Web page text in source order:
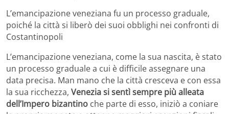
L’emancipazione veneziana fu un processo graduale,
poiché la città si liberò dei suoi obblighi nei confronti di
Costantinopoli
L’emancipazione veneziana, come la sua nascita, è stato
un processo graduale a cui è difficile assegnare una
data precisa. Man mano che la città cresceva e con essa
la sua ricchezza, Venezia si sentì sempre più alleata
dell’Impero bizantino che parte di esso, iniziò a coniare